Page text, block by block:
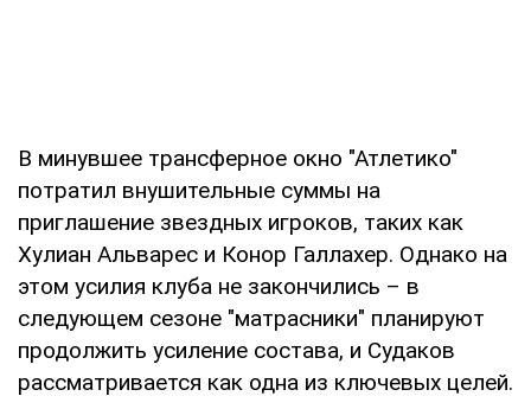
В минувшее трансферное окно "Атлетико"
потратил внушительные суммы на
приглашение звездных игроков, таких как
Хулиан Альварес и Конор Галлахер. Однако на
этом усилия клуба не закончились – в
следующем сезоне "матрасники" планируют
продолжить усиление состава, и Судаков
рассматривается как одна из ключевых целей.